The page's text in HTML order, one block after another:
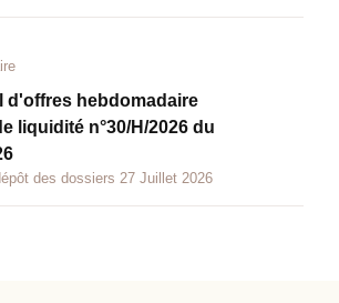
d'offres hebdomadaire
liquidité n°30/H/2026 du
des dossiers 27 Juillet 2026